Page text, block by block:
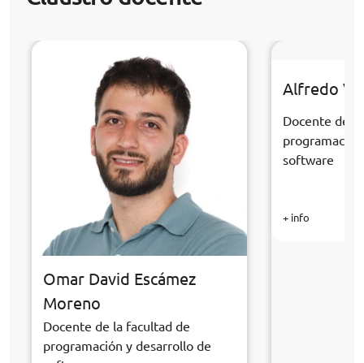
Omar David Escámez
Moreno
Docente de la facultad de
programación y desarrollo de
Alfredo
Docente de
software
+ info